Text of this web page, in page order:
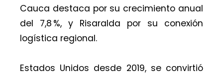
Cauca destaca por su crecimiento anual
del 7,8 %, y Risaralda por su conexión
logística regional.
Estados Unidos desde 2019, se convirtió